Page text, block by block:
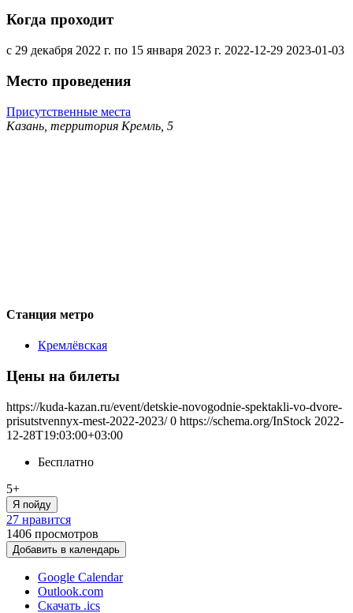
Когда проходит
с 29 декабря 2022 г. по 15 января 2023 г. 2022-12-29 2023-01-03
Место проведения
Присутственные места
Казань, территория Кремль, 5
Станция метро
Кремлёвская
Цены на билеты
https://kuda-kazan.ru/event/detskie-novogodnie-spektakli-vo-dvore-
prisutstvennyx-mest-2022-2023/ 0 https://schema.org/InStock 2022-
12-28T19:03:00+03:00
Бесплатно
5+
Я пойду
27 нравится
1406 просмотров
Добавить в календарь
Google Calendar
Outlook.com
Скачать .ics